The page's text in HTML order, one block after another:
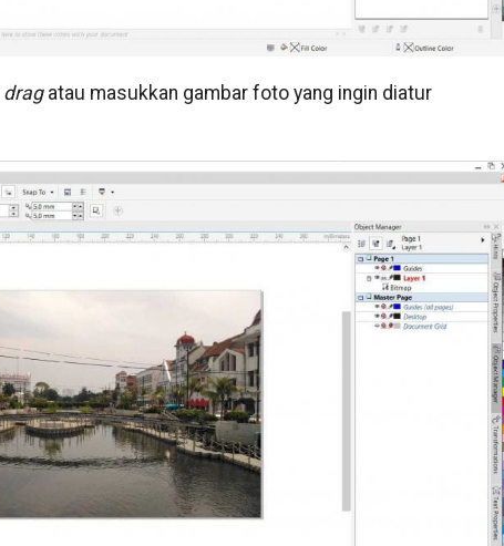
dragatau masukkan gambar foto yang ingin diatur